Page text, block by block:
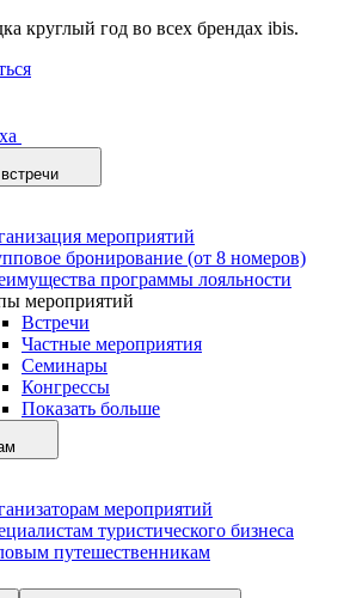
круглый год во всех брендах ibis.
мероприятий
бронирование (от 8 номеров)
программы лояльности
мероприятий
Встречи
Частные мероприятия
Семинары
Конгрессы
Показать больше
мероприятий
туристического бизнеса
путешественникам